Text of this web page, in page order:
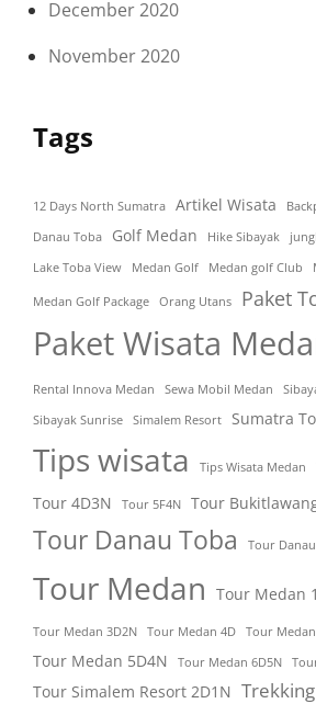
December 2020
November 2020
Tags
12 Days North Sumatra Artikel Wisata
Danau Toba
Golf Medan Hike Sibayak
Lake Toba View
Medan Golf Medan golf Club
Medan Golf Package Orang Utans Paket
Paket Wisata
Rental Innova Medan Sewa Mobil Medan
Sibayak Sunrise
Simalem Resort Sumatra
Tips wisata Tips Wisata Medan
Tour 4D3N Tour 5F4N Tour
Tour Danau Toba Tour
Tour Medan Tour Medan
Tour Medan 3D2N Tour Medan 4D Tour
Tour Medan 5D4N Tour Medan 6D5N
Tour Simalem Resort 2D1N